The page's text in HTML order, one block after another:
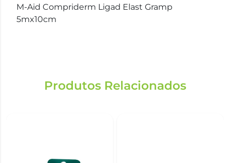
M-Aid Compriderm Ligad Elast Gramp
5mx10cm
Produtos Relacionados